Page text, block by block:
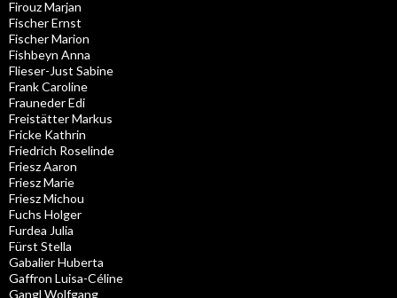
Firouz Marjan
Fischer Ernst
Fischer Marion
Fishbeyn Anna
Flieser-Just Sabine
Frank Caroline
Frauneder Edi
Freistätter Markus
Fricke Kathrin
Friedrich Roselinde
Friesz Aaron
Friesz Marie
Friesz Michou
Fuchs Holger
Furdea Julia
Fürst Stella
Gabalier Huberta
Gaffron Luisa-Céline
Gangl Wolfgang